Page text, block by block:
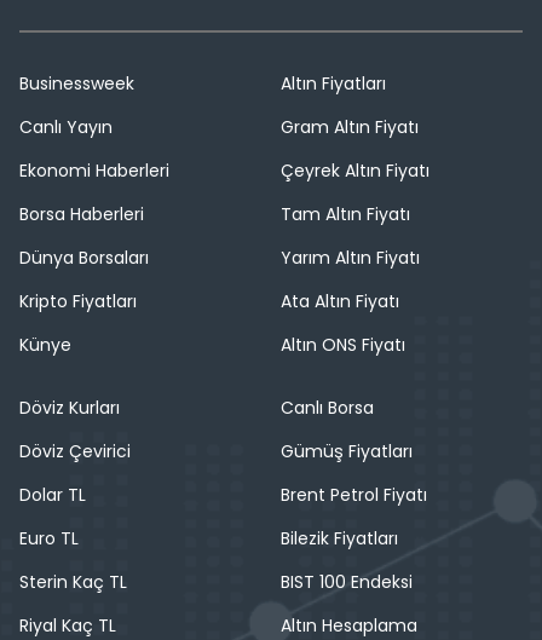
Businessweek
Canlı Yayın
Ekonomi Haberleri
Borsa Haberleri
Dünya Borsaları
Kripto Fiyatları
Künye
Altın Fiyatları
Gram Altın Fiyatı
Çeyrek Altın Fiyatı
Tam Altın Fiyatı
Yarım Altın Fiyatı
Ata Altın Fiyatı
Altın ONS Fiyatı
Döviz Kurları
Döviz Çevirici
Dolar TL
Euro TL
Sterin Kaç TL
Riyal Kaç TL
Canlı Borsa
Gümüş Fiyatları
Brent Petrol Fiyatı
Bilezik Fiyatları
BIST 100 Endeksi
Altın Hesaplama